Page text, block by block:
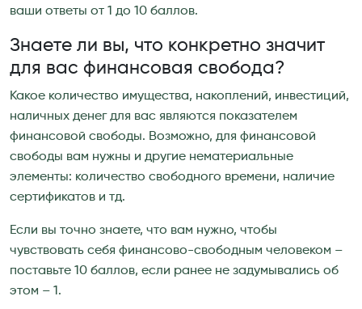
ваши ответы от 1 до 10 баллов.
Знаете ли вы, что конкретно значит
для вас финансовая свобода?
Какое количество имущества, накоплений, инвестиций,
наличных денег для вас являются показателем
финансовой свободы. Возможно, для финансовой
свободы вам нужны и другие нематериальные
элементы: количество свободного времени, наличие
сертификатов и тд.
Если вы точно знаете, что вам нужно, чтобы
чувствовать себя финансово-свободным человеком –
поставьте 10 баллов, если ранее не задумывались об
этом – 1.